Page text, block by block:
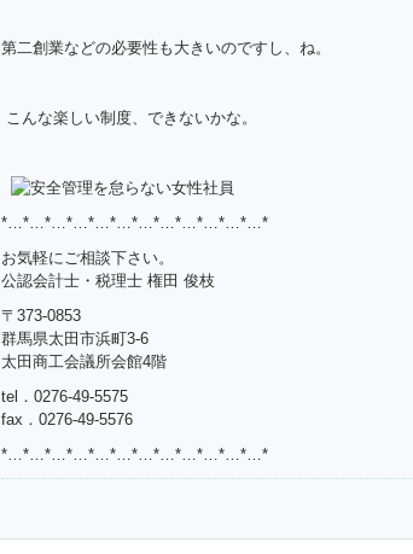
第二創業などの必要性も大きいのですし、ね。
こんな楽しい制度、できないかな。
*…*…*…*…*…*…*…*…*…*…*…*…*
お気軽にご相談下さい。
公認会計士・税理士 権田 俊枝
〒373-0853
群馬県太田市浜町3-6
太田商工会議所会館4階
tel．0276-49-5575
fax．0276-49-5576
*…*…*…*…*…*…*…*…*…*…*…*…*